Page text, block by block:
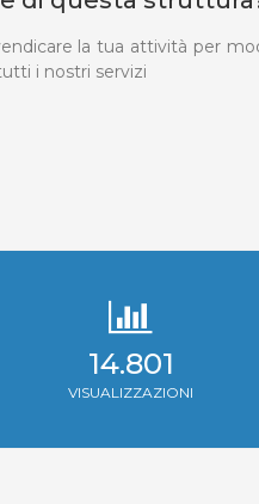
la tua attività per
i nostri servizi
14.801
VISUALIZZAZIONI